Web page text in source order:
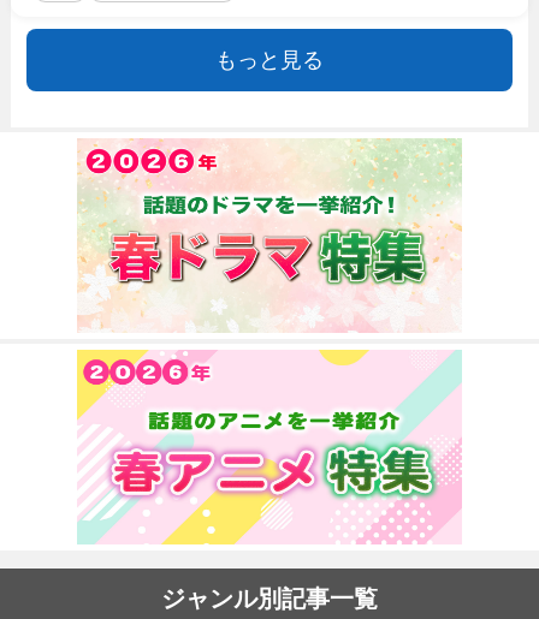
もっと見る
ジャンル別記事一覧